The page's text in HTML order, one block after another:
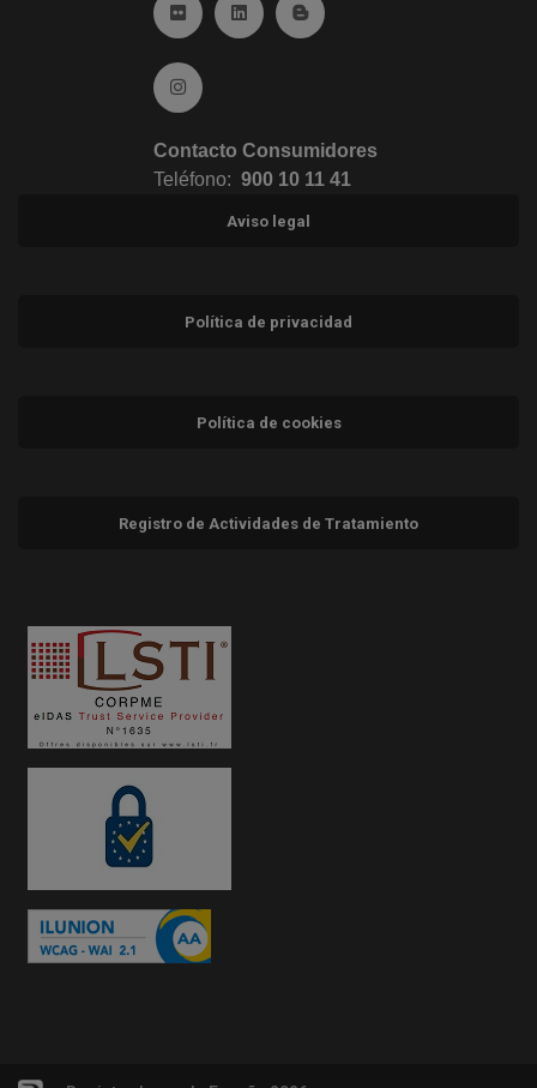
Ir a Flickr (abre en ventana nueva)
Ir a Linkedin (abre en ventana nueva)
Ir al Blog (abre en ventana
Ir a Instagram (abre en ventana nueva)
Contacto Consumidores
Teléfono: 900 10 11 41
Aviso legal
Política de privacidad
Política de cookies
Registro de Actividades de Tratamiento